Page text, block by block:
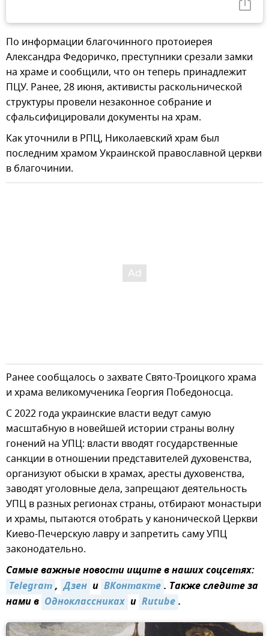
По информации благочинного протоиерея
Александра Федоричко, преступники срезали замки
на храме и сообщили, что он теперь принадлежит
ПЦУ. Ранее, 28 июня, активисты раскольнической
структуры провели незаконное собрание и
сфальсифицировали документы на храм.
Как уточнили в РПЦ, Николаевский храм был
последним храмом Украинской православной церкви
в благочинии.
Ранее сообщалось о захвате Свято-Троицкого храма
и храма великомученика Георгия Победоносца.
С 2022 года украинские власти ведут самую
масштабную в новейшей истории страны волну
гонений на УПЦ: власти вводят государственные
санкции в отношении представителей духовенства,
организуют обыски в храмах, аресты духовенства,
заводят уголовные дела, запрещают деятельность
УПЦ в разных регионах страны, отбирают монастыри
и храмы, пытаются отобрать у канонической Церкви
Киево-Печерскую лавру и запретить саму УПЦ
законодательно.
Самые важные новости ищите в наших соцсетях:
Telegram, Дзен и ВКонтакте. Также следите за
нами в Одноклассниках и Rutube.